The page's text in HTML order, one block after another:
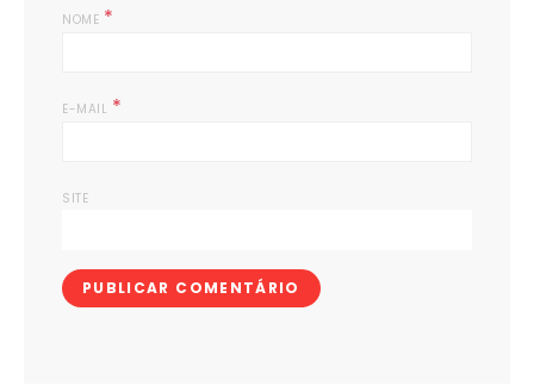
NOME *
E-MAIL *
SITE